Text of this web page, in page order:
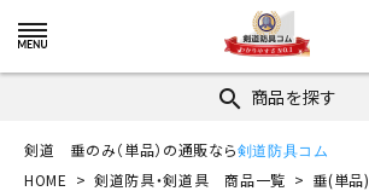
search 商品を探す
剣道 垂のみ（単品）の通販なら剣道防具コム
HOME 剣道防具・剣道具 商品一覧 垂(単品)